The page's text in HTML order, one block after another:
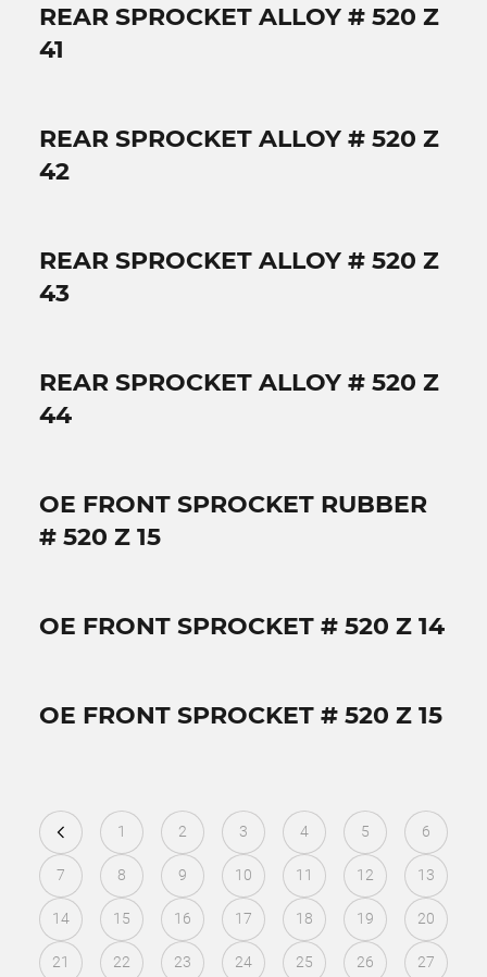
REAR SPROCKET ALLOY # 520 Z
41
REAR SPROCKET ALLOY # 520 Z
42
REAR SPROCKET ALLOY # 520 Z
43
REAR SPROCKET ALLOY # 520 Z
44
OE FRONT SPROCKET RUBBER
# 520 Z 15
OE FRONT SPROCKET # 520 Z 14
OE FRONT SPROCKET # 520 Z 15
1 2 3 4 5 6
7 8 9 10 11 12 13
14 15 16 17 18 19 20
21 22 23 24 25 26 27